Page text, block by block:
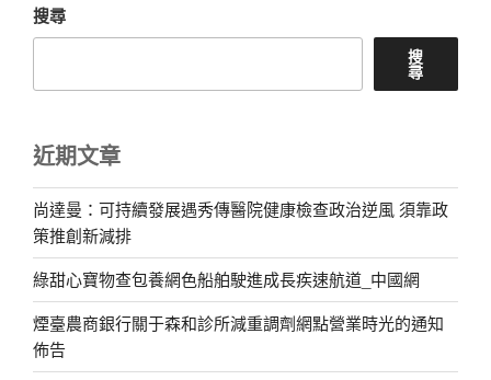
搜尋
搜
尋
近期文章
尚達曼：可持續發展遇秀傳醫院健康檢查政治逆風 須靠政
策推創新減排
綠甜心寶物查包養網色船舶駛進成長疾速航道_中國網
煙臺農商銀行關于森和診所減重調劑網點營業時光的通知
佈告